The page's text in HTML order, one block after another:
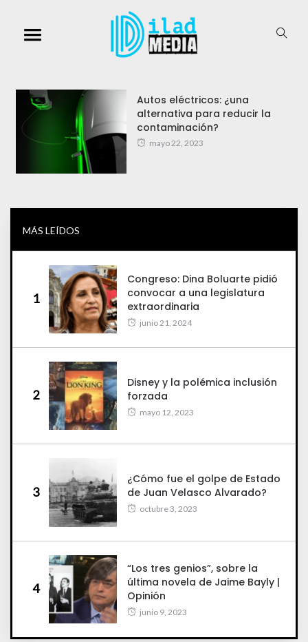
Autos eléctricos: ¿una
alternativa para reducir la
contaminación?
mayo 22, 2023
MÁS LEÍDOS
1
Congreso: Dina Boluarte pidió
convocar a una legislatura
extraordinaria
junio 21, 2024
2
Disney y la polémica inclusión
forzada
mayo 12, 2023
3
¿Cómo fue el golpe de Estado
de Juan Velasco Alvarado?
octubre 3, 2023
4
“Los tres genios”, sobre la
última novela de Jaime Bayly |
Opinión
junio 9, 2023